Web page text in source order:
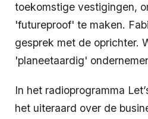
toekomstige vestigingen,
'futureproof' te maken.
gesprek met de oprichter.
'planeetaardig'
In het radioprogramma
het uiteraard over de